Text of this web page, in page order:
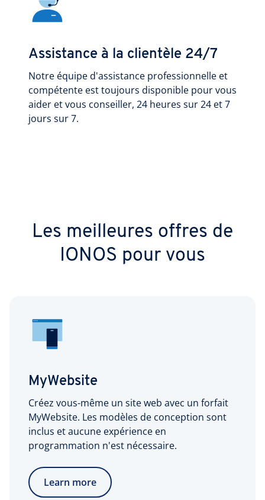
Assistance à la clientèle 24/7
Notre équipe d'assistance professionnelle et
compétente est toujours disponible pour vous
aider et vous conseiller, 24 heures sur 24 et 7
jours sur 7.
Les meilleures offres de
IONOS pour vous
MyWebsite
Créez vous-même un site web avec un forfait
MyWebsite. Les modèles de conception sont
inclus et aucune expérience en
programmation n'est nécessaire.
Learn more